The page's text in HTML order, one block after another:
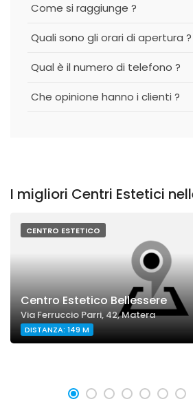
Come si raggiunge ?
Quali sono gli orari di apertura ?
Qual è il numero di telefono ?
Che opinione hanno i clienti ?
I migliori Centri Estetici
CENTRO ESTETICO
Centro Estetico Bellessere
Via Ferruccio Parri, 42, Matera
DISTANZA: 149 M